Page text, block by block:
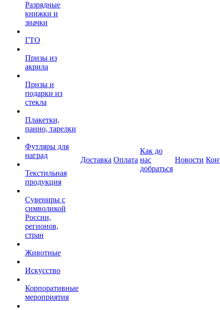
Разрядные
книжки и
значки
ГТО
Призы из
акрила
Призы и
подарки из
стекла
Плакетки,
панно, тарелки
Футляры для
наград
Текстильная
продукция
Сувениры с
символикой
России,
регионов,
стран
Животные
Искусство
Корпоративные
мероприятия
Доставка Оплата
Как до
нас
добраться
Новости